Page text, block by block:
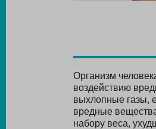
Организм
воздействию
выхлопные газы,
вредные
набору веса,